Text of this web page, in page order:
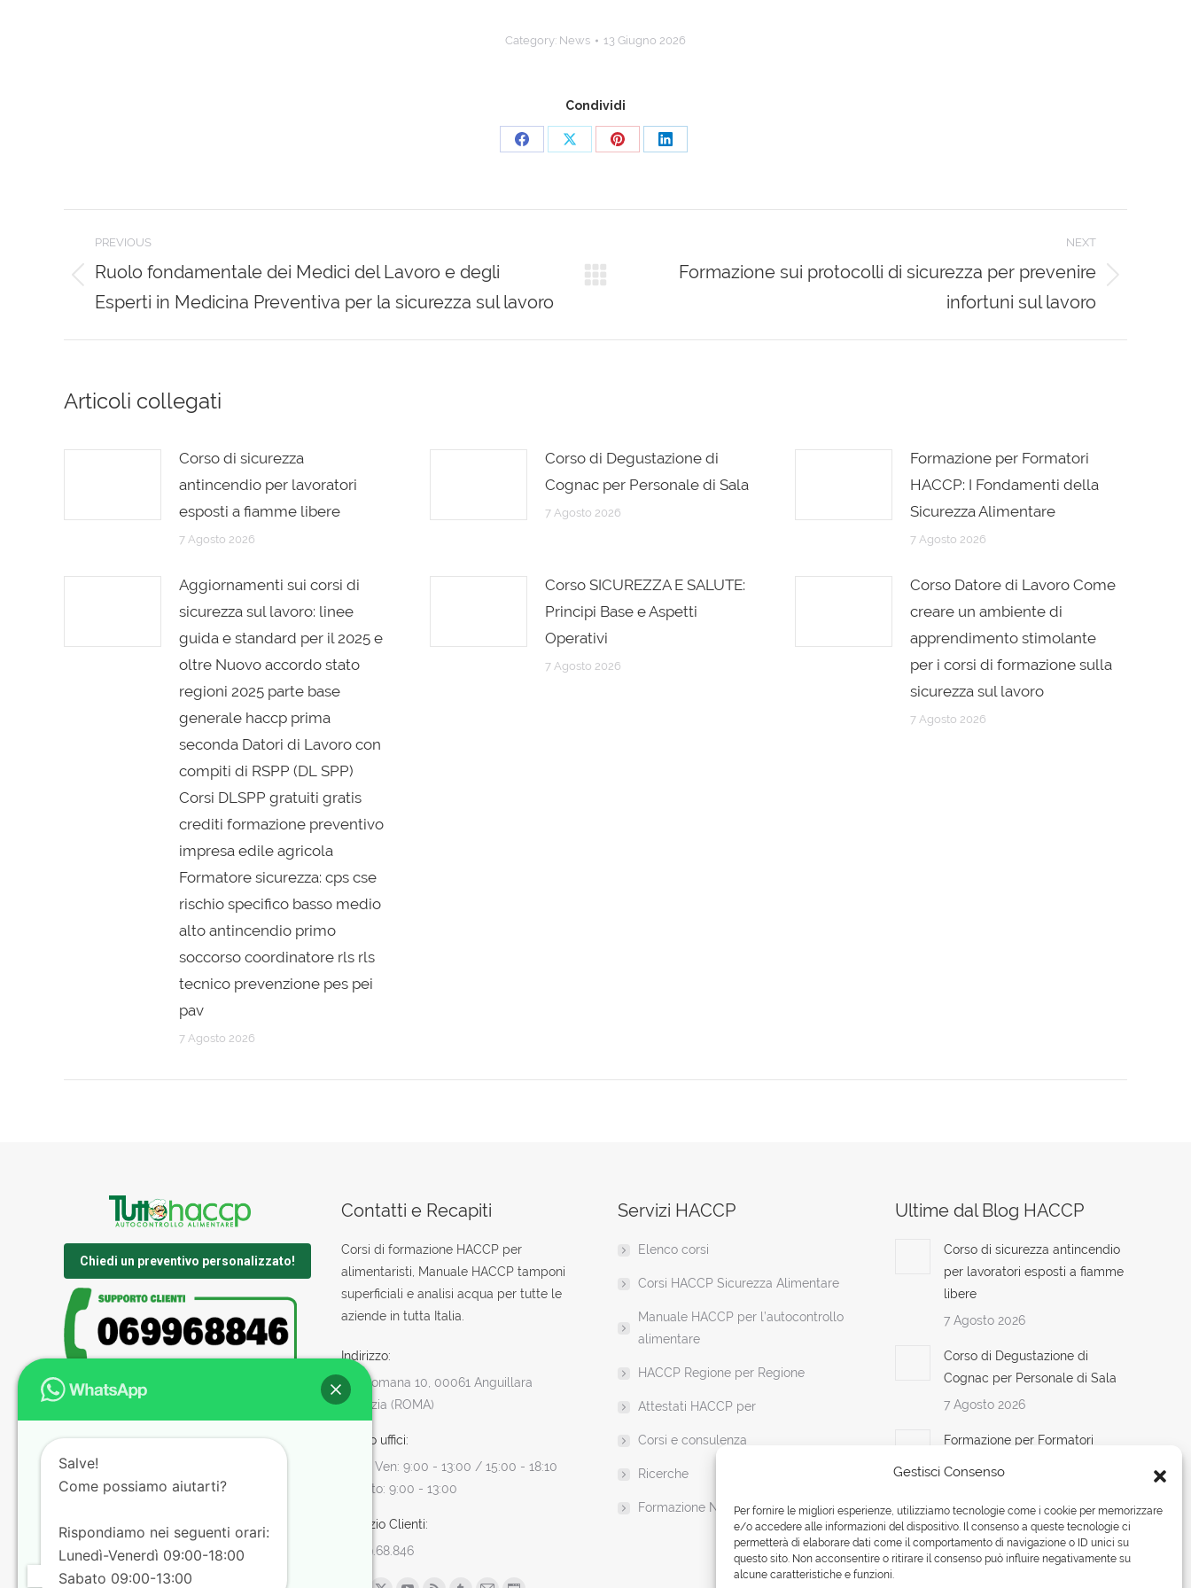
Gestisci Consenso
Per fornire le migliori esperienze, utilizziamo tecnologie come i cookie per memorizzare
e/o accedere alle informazioni del dispositivo. Il consenso a queste tecnologie ci
permetterà di elaborare dati come il comportamento di navigazione o ID unici su
questo sito. Non acconsentire o ritirare il consenso può influire negativamente su
alcune caratteristiche e funzioni.
Category: News 13 Giugno 2026
Condividi
Share Share Share Share
Post
navigation
PREVIOUS
post:
Ruolo fondamentale dei Medici del Lavoro e degli
Esperti in Medicina Preventiva per la sicurezza sul lavoro
NEXT
Formazione sui protocolli di sicurezza per prevenire
infortuni sul lavoro
Articoli collegati
Corso di sicurezza
antincendio per lavoratori
esposti a fiamme libere
7 Agosto 2026
Corso di Degustazione di
Cognac per Personale di Sala
7 Agosto 2026
Formazione per Formatori
HACCP: I Fondamenti della
Sicurezza Alimentare
7 Agosto 2026
Aggiornamenti sui corsi di
sicurezza sul lavoro: linee
guida e standard per il 2025 e
oltre Nuovo accordo stato
regioni 2025 parte base
generale haccp prima
seconda Datori di Lavoro con
compiti di RSPP (DL SPP)
Corsi DLSPP gratuiti gratis
crediti formazione preventivo
impresa edile agricola
Formatore sicurezza: cps cse
rischio specifico basso medio
alto antincendio primo
soccorso coordinatore rls rls
tecnico prevenzione pes pei
pav
7 Agosto 2026
Corso SICUREZZA E SALUTE:
Principi Base e Aspetti
Operativi
7 Agosto 2026
Corso Datore di Lavoro Come
creare un ambiente di
apprendimento stimolante
per i corsi di formazione sulla
sicurezza sul lavoro
7 Agosto 2026
Chiedi un preventivo personalizzato!
Contatti e Recapiti
Corsi di formazione HACCP per
alimentaristi, Manuale HACCP tamponi
superficiali e analisi acqua per tutte le
aziende in tutta Italia.
Indirizzo:
Via Romana 10, 00061 Anguillara
Sabazia (ROMA)
Orario uffici:
Lun - Ven: 9:00 - 13:00 / 15:00 - 18:10
Sabato: 9:00 - 13:00
Servizio Clienti:
06.99.68.846
Servizi HACCP
Elenco corsi
Corsi HACCP Sicurezza Alimentare
Manuale HACCP per l’autocontrollo
alimentare
HACCP Regione per Regione
Attestati HACCP per
Corsi e consulenza
Ricerche
Formazione News
Ultime dal Blog HACCP
Corso di sicurezza antincendio
per lavoratori esposti a fiamme
libere
7 Agosto 2026
Corso di Degustazione di
Cognac per Personale di Sala
7 Agosto 2026
Formazione per Formatori
7 Agosto 2026
Salve!
Come possiamo aiutarti?
Rispondiamo nei seguenti orari:
Lunedì-Venerdì 09:00-18:00
Sabato 09:00-13:00